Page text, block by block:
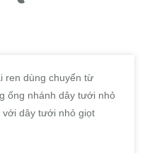
ren dùng chuyển từ
ống nhánh dây tưới nhỏ
với dây tưới nhỏ giọt